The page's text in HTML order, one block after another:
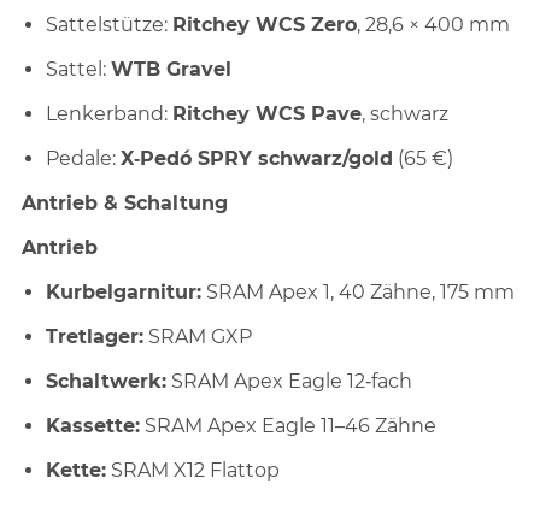
Sattelstütze: Ritchey WCS Zero, 28,6 × 400 mm
Sattel:WTB Gravel
Lenkerband: Ritchey WCS Pave, schwarz
Pedale:X‑Pedó SPRY schwarz/gold (65 €)
Antrieb & Schaltung
Antrieb
Kurbelgarnitur: SRAM Apex 1, 40 Zähne, 175 mm
Tretlager: SRAM GXP
Schaltwerk: SRAM Apex Eagle 12‑fach
Kassette: SRAM Apex Eagle 11–46 Zähne
Kette: SRAM X12 Flattop